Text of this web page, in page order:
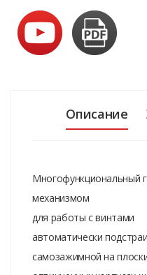
Описание
Многофункциональный
механизмом
для работы с винтами
автоматически
самозажимной на